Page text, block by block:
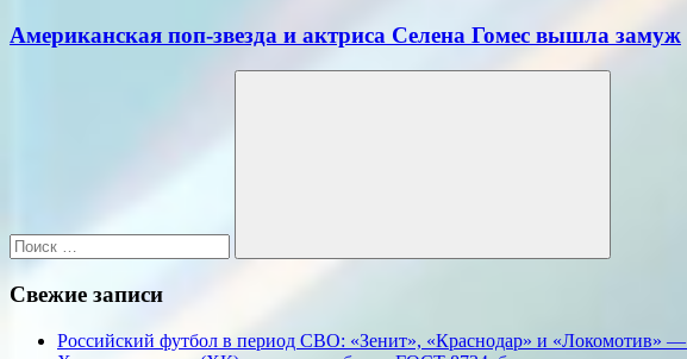
Американская поп-звезда и актриса Селена Гомес вышла замуж
Поиск
Свежие записи
Российский футбол в период СВО: «Зенит», «Краснодар» и «Локомотив»